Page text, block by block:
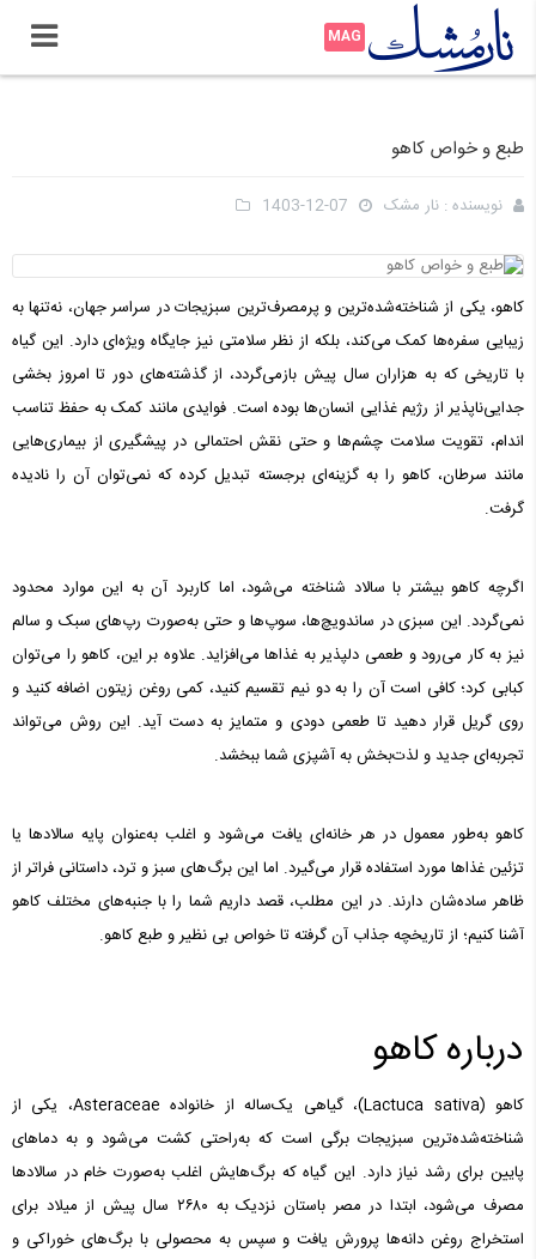
طبع و خواص کاهو
نویسنده : نار مشک
کاهو، یکی از شناخته‌شده‌ترین و پرمصرف‌ترین سبزیجات در سراسر جهان، نه‌تنها به
زیبایی سفره‌ها کمک می‌کند، بلکه از نظر سلامتی نیز جایگاه ویژه‌ای دارد. این گیاه
با تاریخی که به هزاران سال پیش بازمی‌گردد، از گذشته‌های دور تا امروز بخشی
جدایی‌ناپذیر از رژیم غذایی انسان‌ها بوده است. فوایدی مانند کمک به حفظ تناسب
اندام، تقویت سلامت چشم‌ها و حتی نقش احتمالی در پیشگیری از بیماری‌هایی
مانند سرطان، کاهو را به گزینه‌ای برجسته تبدیل کرده که نمی‌توان آن را نادیده
گرفت.
اگرچه کاهو بیشتر با سالاد شناخته می‌شود، اما کاربرد آن به این موارد محدود
نمی‌گردد. این سبزی در ساندویچ‌ها، سوپ‌ها و حتی به‌صورت رپ‌های سبک و سالم
نیز به کار می‌رود و طعمی دلپذیر به غذاها می‌افزاید. علاوه بر این، کاهو را می‌توان
کبابی کرد؛ کافی است آن را به دو نیم تقسیم کنید، کمی روغن زیتون اضافه کنید و
روی گریل قرار دهید تا طعمی دودی و متمایز به دست آید. این روش می‌تواند
تجربه‌ای جدید و لذت‌بخش به آشپزی شما ببخشد.
کاهو به‌طور معمول در هر خانه‌ای یافت می‌شود و اغلب به‌عنوان پایه سالادها یا
تزئین غذاها مورد استفاده قرار می‌گیرد. اما این برگ‌های سبز و ترد، داستانی فراتر از
ظاهر ساده‌شان دارند. در این مطلب، قصد داریم شما را با جنبه‌های مختلف کاهو
آشنا کنیم؛ از تاریخچه جذاب آن گرفته تا خواص بی نظیر و طبع کاهو.
درباره کاهو
کاهو (Lactuca sativa)، گیاهی یک‌ساله از خانواده Asteraceae، یکی از
شناخته‌شده‌ترین سبزیجات برگی است که به‌راحتی کشت می‌شود و به دماهای
پایین برای رشد نیاز دارد. این گیاه که برگ‌هایش اغلب به‌صورت خام در سالادها
مصرف می‌شود، ابتدا در مصر باستان نزدیک به ۲۶۸۰ سال پیش از میلاد برای
استخراج روغن دانه‌ها پرورش یافت و سپس به محصولی با برگ‌های خوراکی و